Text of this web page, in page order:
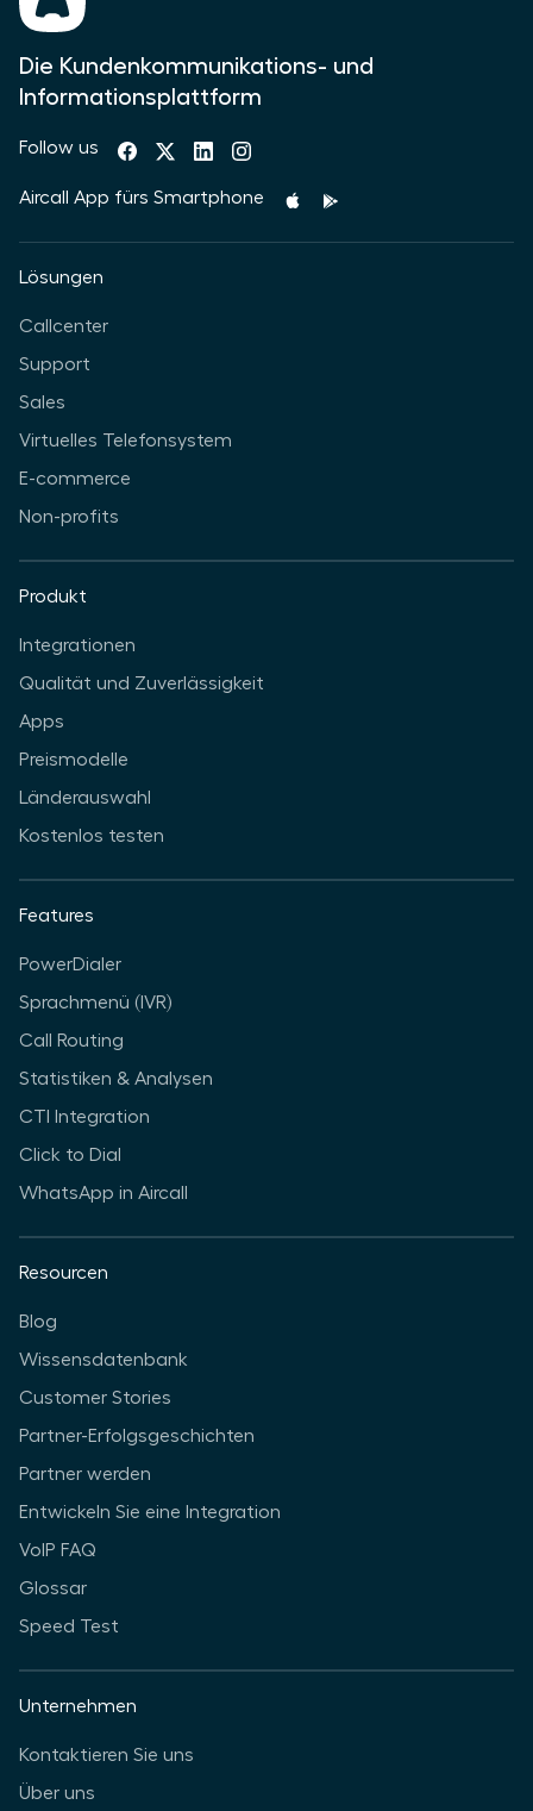
Die Kundenkommunikations- und
Informationsplattform
Follow us
Aircall App fürs Smartphone
Lösungen
Callcenter
Support
Sales
Virtuelles Telefonsystem
E-commerce
Non-profits
Produkt
Integrationen
Qualität und Zuverlässigkeit
Apps
Preismodelle
Länderauswahl
Kostenlos testen
Features
PowerDialer
Sprachmenü (IVR)
Call Routing
Statistiken & Analysen
CTI Integration
Click to Dial
WhatsApp in Aircall
Resourcen
Blog
Wissensdatenbank
Customer Stories
Partner-Erfolgsgeschichten
Partner werden
Entwickeln Sie eine Integration
VoIP FAQ
Glossar
Speed Test
Unternehmen
Kontaktieren Sie uns
Über uns